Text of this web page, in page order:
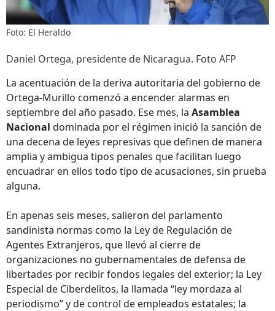
Foto: El Heraldo
Daniel Ortega, presidente de Nicaragua. Foto AFP
La acentuación de la deriva autoritaria del gobierno de
Ortega-Murillo comenzó a encender alarmas en
septiembre del año pasado. Ese mes, la Asamblea
Nacional dominada por el régimen inició la sanción de
una decena de leyes represivas que definen de manera
amplia y ambigua tipos penales que facilitan luego
encuadrar en ellos todo tipo de acusaciones, sin prueba
alguna.
En apenas seis meses, salieron del parlamento
sandinista normas como la Ley de Regulación de
Agentes Extranjeros, que llevó al cierre de
organizaciones no gubernamentales de defensa de
libertades por recibir fondos legales del exterior; la Ley
Especial de Ciberdelitos, la llamada “ley mordaza al
periodismo” y de control de empleados estatales; la